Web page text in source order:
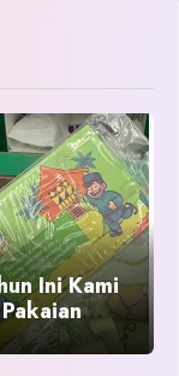
Ini Kami